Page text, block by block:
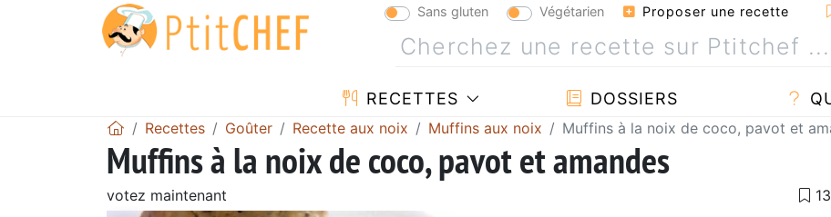
Sans gluten Végétarien Proposer une recette
RECETTES DOSSIERS
Recettes Goûter Recette aux noix Muffins aux noix Muffins à la noix de coco, pavot et
Muffins à la noix de coco, pavot et amandes
votez maintenant